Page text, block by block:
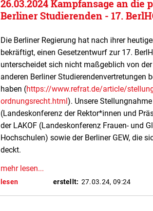
26.03.2024 Kampfansage an die
Berliner Studierenden - 17.
Die Berliner Regierung hat nach ihrer
bekräftigt, einen Gesetzentwurf zur 17.
unterscheidet sich nicht maßgeblich von
anderen Berliner Studierendenvertretungen
haben (https://www.refrat.de/article/
ordnungsrecht.html). Unsere
(Landeskonferenz der Rektor*innen und
der LAKOF (Landeskonferenz Frauen- und
Hochschulen) sowie der Berliner GEW, die
deckt.
mehr lesen...
lesen erstellt: 27.03.24, 09:24